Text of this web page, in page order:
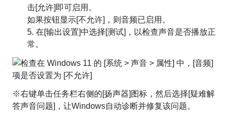
击[允许]即可启用。
如果按钮显示[不允许]，则音频已启用。
5. 在[输出设置]中选择[测试]，以检查声音是否播放正
常。
※右键单击任务栏右侧的[扬声器]图标，然后选择[疑难解
答声音问题]，让Windows自动诊断并修复该问题。